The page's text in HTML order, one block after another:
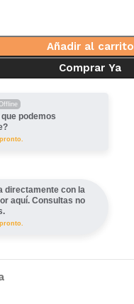
Añadir al carrito
Comprar Ya
podemos
directamente con la
aquí. Consultas no